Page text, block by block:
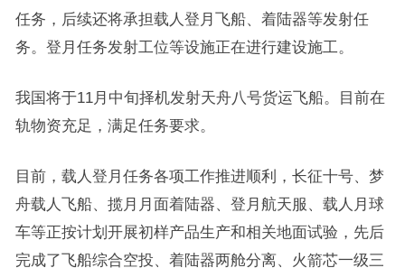
任务，后续还将承担载人登月飞船、着陆器等发射任
务。登月任务发射工位等设施正在进行建设施工。
我国将于11月中旬择机发射天舟八号货运飞船。目前在
轨物资充足，满足任务要求。
目前，载人登月任务各项工作推进顺利，长征十号、梦
舟载人飞船、揽月月面着陆器、登月航天服、载人月球
车等正按计划开展初样产品生产和相关地面试验，先后
完成了飞船综合空投、着陆器两舱分离、火箭芯一级三